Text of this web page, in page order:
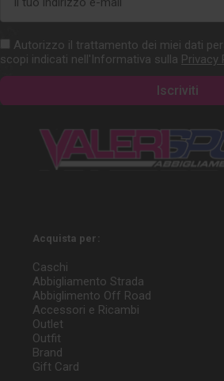
mail
Autorizzo il trattamento dei miei dati
scopi indicati nell'Informativa sulla Privacy
Acquista per:
Caschi
Abbigliamento Strada
Abbiglimento Off Road
Accessori e Ricambi
Outlet
Outfit
Brand
Gift Card